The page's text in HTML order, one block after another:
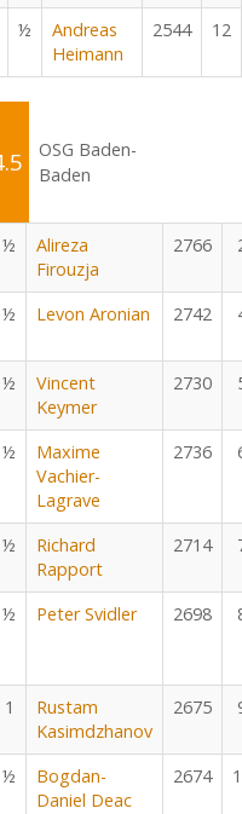
½
Andreas
Heimann
2544 12
OSG Baden-
Baden
½
Alireza
Firouzja
2766
½ Levon Aronian 2742
½
Vincent
Keymer
2730
½
Maxime
Vachier-
Lagrave
2736
½
Richard
Rapport
2714
½ Peter Svidler 2698
1
Rustam
Kasimdzhanov
2675
½
Bogdan-
Daniel Deac
2674